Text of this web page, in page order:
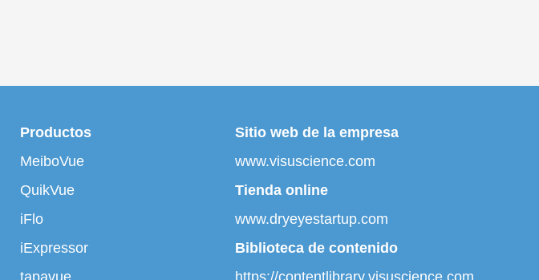
Productos
MeiboVue
QuikVue
iFlo
iExpressor
tapavue
Sitio web de la empresa
www.visuscience.com
Tienda online
www.dryeyestartup.com
Biblioteca de contenido
https://contentlibrary.visuscience.com